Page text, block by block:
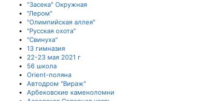
"Засека" Окружная
"Лером"
"Олимпийская аллея"
"Русская охота"
"Свинуха"
13 гимназия
22-23 мая 2021 г
56 школа
Orient-поляна
Автодром "Вираж"
Арбековские каменоломни